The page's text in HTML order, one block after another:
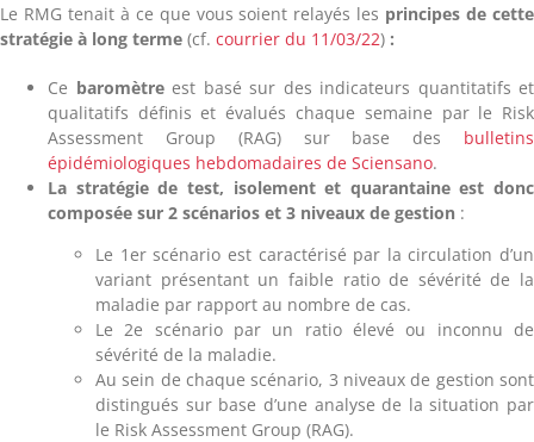
Le RMG tenait à ce que vous soient relayés les principes de cette
stratégie à long terme(cf. courrier du 11/03/22):
Ce baromètreest basé sur des indicateurs quantitatifs et
qualitatifs définis et évalués chaque semaine par le Risk
Assessment Group (RAG) sur base des bulletins
épidémiologiques hebdomadaires de Sciensano.
La stratégie de test, isolement et quarantaine est donc
composée sur 2 scénarios et 3 niveaux de gestion :
Le 1er scénario est caractérisé par la circulation d’un
variant présentant un faible ratio de sévérité de la
maladie par rapport au nombre de cas.
Le 2e scénario par un ratio élevé ou inconnu de
sévérité de la maladie.
Au sein de chaque scénario, 3 niveaux de gestion sont
distingués sur base d’une analyse de la situation par
le Risk Assessment Group (RAG).